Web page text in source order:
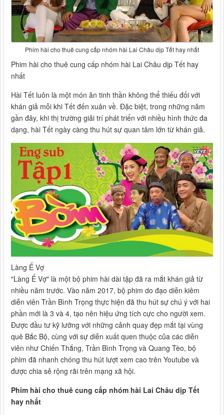
Phim hài cho thuê cung cấp nhóm hài Lai Châu dịp Tết hay nhất
Phim hài cho thuê cung cấp nhóm hài Lai Châu dịp Tết hay
nhất
Hài Tết luôn là một món ăn tinh thần không thể thiếu đối với
khán giả mỗi khi Tết đến xuân về. Đặc biệt, trong những năm
gần đây, khi thị trường giải trí phát triển với nhiều hình thức đa
dạng, hài Tết ngày càng thu hút sự quan tâm lớn từ khán giả.
Làng Ế Vợ
"Làng Ế Vợ" là một bộ phim hài dài tập đã ra mắt khán giả từ
nhiều năm trước. Vào năm 2017, bộ phim do đạo diễn kiêm
diễn viên Trần Bình Trọng thực hiện đã thu hút sự chú ý với hai
phần mới là 3 và 4, tạo nên hiệu ứng tích cực cho người xem.
Được đầu tư kỹ lưỡng với những cảnh quay đẹp mắt tại vùng
quê Bắc Bộ, cùng với sự diễn xuất quen thuộc của các diễn
viên như Chiến Thắng, Trần Bình Trọng và Quang Tèo, bộ
phim đã nhanh chóng thu hút lượt xem cao trên Youtube và
được chia sẻ rộng rãi trên mạng xã hội.
Phim hài cho thuê cung cấp nhóm hài Lai Châu dịp Tết
hay nhất